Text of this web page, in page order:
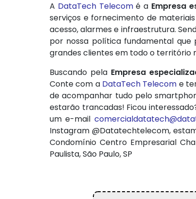
A DataTech Telecomé a Empresa
serviços e fornecimento de
acesso, alarmes e infraestrutura.
por nossa política fundamental que
grandes clientes em todo o território
Buscando pela Empresa
Conte com a DataTech Telecom e
de acompanhar tudo pelo
estarão trancadas! Ficou
um e-mail
Instagram @Datatechtelecom,
Condomínio Centro Empresarial
Paulista, São Paulo, SP